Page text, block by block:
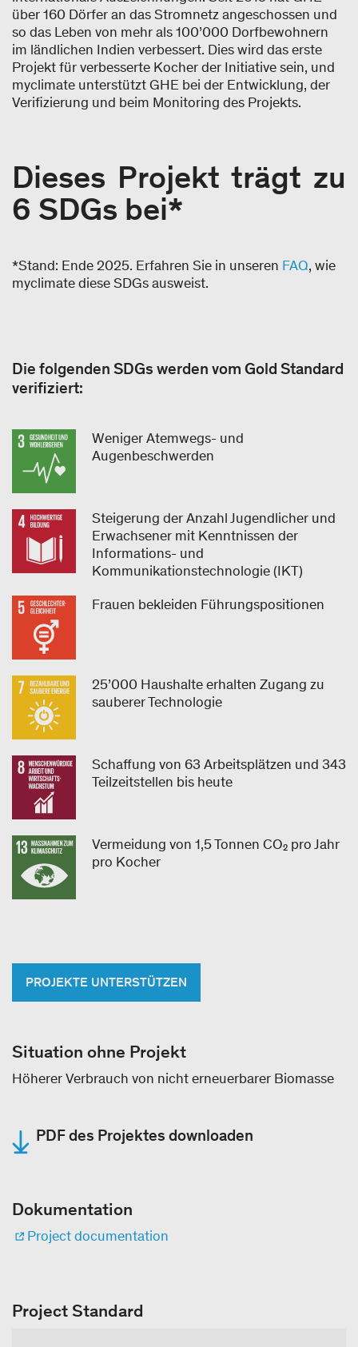
über 160 Dörfer an das Stromnetz angeschossen und
so das Leben von mehr als 100’000 Dorfbewohnern
im ländlichen Indien verbessert. Dies wird das erste
Projekt für verbesserte Kocher der Initiative sein, und
myclimate unterstützt GHE bei der Entwicklung, der
Verifizierung und beim Monitoring des Projekts.
Dieses Projekt trägt zu
6 SDGs bei*
*Stand: Ende 2025. Erfahren Sie in unseren FAQ, wie
myclimate diese SDGs ausweist.
Die folgenden SDGs werden vom Gold Standard
verifiziert:
Weniger Atemwegs- und
Augenbeschwerden
Steigerung der Anzahl Jugendlicher und
Erwachsener mit Kenntnissen der
Informations- und
Kommunikationstechnologie (IKT)
Frauen bekleiden Führungspositionen
25’000 Haushalte erhalten Zugang zu
sauberer Technologie
Schaffung von 63 Arbeitsplätzen und 343
Teilzeitstellen bis heute
Vermeidung von 1,5 Tonnen CO₂ pro Jahr
pro Kocher
PROJEKTE UNTERSTÜTZEN
Situation ohne Projekt
Höherer Verbrauch von nicht erneuerbarer Biomasse
PDF des Projektes downloaden
Dokumentation
Project documentation
Project Standard